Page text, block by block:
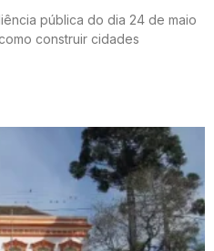
pública do dia 24 de maio
construir cidades